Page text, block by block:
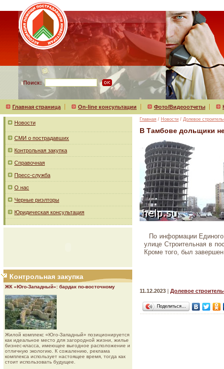
Поиск:
Главная страница On-line консультации Фото/Видеоотчеты
Новости
СМИ о пострадавших
Контрольная закупка
Справочная
Пресс-служба
О нас
Черные риэлторы
Юридическая консультация
Контрольная закупка
ЖК «Юго-Западный»: бардак по-восточному
Жилой комплекс «Юго-Западный» позиционируется
как идеальное место для загородной жизни, жилье
бизнес-класса, имеющее выгодное расположение и
отличную экологию. К сожалению, реклама
комплекса использует настоящее время, тогда как
стоит использовать будущее.
Главная / Новости / Долевое
В Тамбове дольщики
По информации
улице Строительная в
Кроме того, был
11.12.2023 | Долевое
Поделиться…